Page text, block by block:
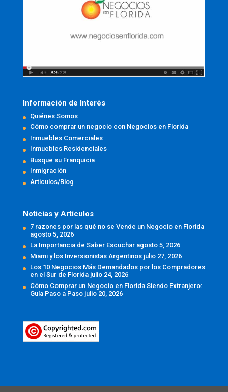
Información de Interés
Quiénes Somos
Cómo comprar un negocio con Negocios en Florida
Inmuebles Comerciales
Inmuebles Residenciales
Busque su Franquicia
Inmigración
Articulos/Blog
Noticias y Artículos
7 razones por las qué no se Vende un Negocio en Florida
agosto 5, 2026
La Importancia de Saber Escuchar agosto 5, 2026
Miami y los Inversionistas Argentinos julio 27, 2026
Los 10 Negocios Más Demandados por los Compradores
en el Sur de Florida julio 24, 2026
Cómo Comprar un Negocio en Florida Siendo Extranjero:
Guía Paso a Paso julio 20, 2026